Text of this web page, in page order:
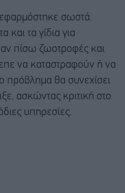
σωστά.
και τα γίδια για
πίσω ζωοτροφές και
να καταστραφούν ή να
πρόβλημα θα συνεχίσει
ασκώντας κριτική στο
υπηρεσίες.